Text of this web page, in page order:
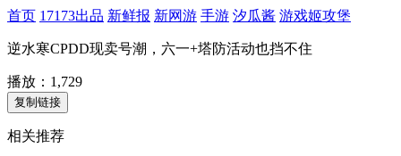
首页 17173出品 新鲜报 新网游 手游 汐瓜酱 游戏姬攻堡
逆水寒CPDD现卖号潮，六一+塔防活动也挡不住
播放： 1,729
相关推荐